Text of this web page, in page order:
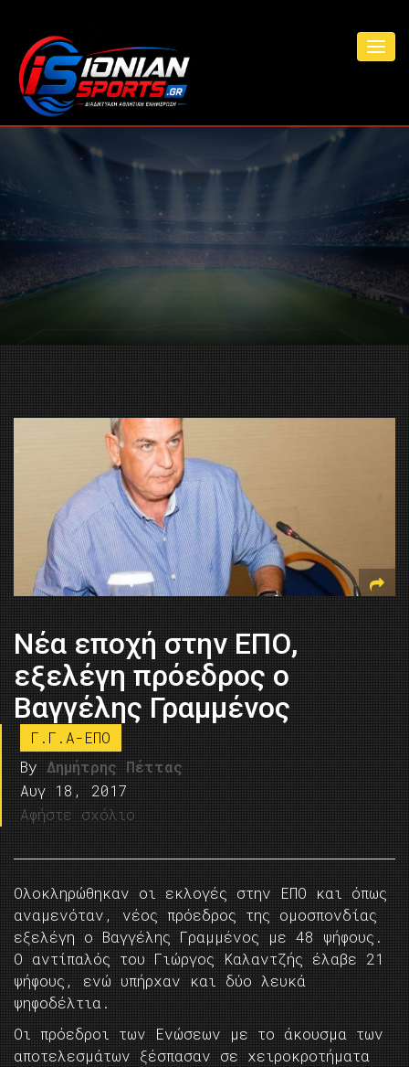
Νέα εποχή στην ΕΠΟ,
εξελέγη πρόεδρος ο
Βαγγέλης Γραμμένος
Γ.Γ.Α-ΕΠΟ
By Δημήτρης Πέττας
Αυγ 18, 2017
Αφήστε σχόλιο
Ολοκληρώθηκαν οι εκλογές στην ΕΠΟ και όπως
αναμενόταν, νέος πρόεδρος της ομοσπονδίας
εξελέγη ο Βαγγέλης Γραμμένος με 48 ψήφους.
Ο αντίπαλός του Γιώργος Καλαντζής έλαβε 21
ψήφους, ενώ υπήρχαν και δύο λευκά
ψηφοδέλτια.
Οι πρόεδροι των Ενώσεων με το άκουσμα των
αποτελεσμάτων ξέσπασαν σε χειροκροτήματα